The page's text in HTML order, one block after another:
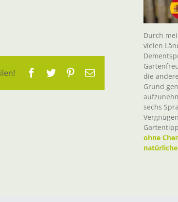
Facebook
TwitterPinterest
E-
Durch
vielen
die
Grund
sechs
ohne